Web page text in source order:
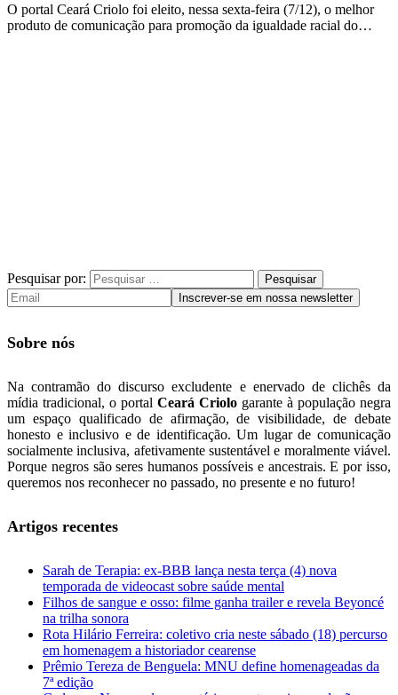
O portal Ceará Criolo foi eleito, nessa sexta-feira (7/12), o melhor
produto de comunicação para promoção da igualdade racial do…
Pesquisar por:
Sobre nós
Na contramão do discurso excludente e enervado de clichês da
mídia tradicional, o portal Ceará Criolo garante à população negra
um espaço qualificado de afirmação, de visibilidade, de debate
honesto e inclusivo e de identificação. Um lugar de comunicação
socialmente inclusiva, afetivamente sustentável e moralmente viável.
Porque negros são seres humanos possíveis e ancestrais. E por isso,
queremos nos reconhecer no passado, no presente e no futuro!
Artigos recentes
Sarah de Terapia: ex-BBB lança nesta terça (4) nova
temporada de videocast sobre saúde mental
Filhos de sangue e osso: filme ganha trailer e revela Beyoncé
na trilha sonora
Rota Hilário Ferreira: coletivo cria neste sábado (18) percurso
em homenagem a historiador cearense
Prêmio Tereza de Benguela: MNU define homenageadas da
7ª edição